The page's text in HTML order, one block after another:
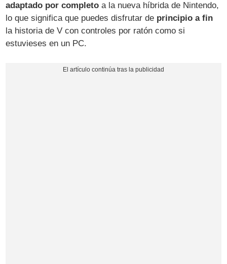
adaptado por completo a la nueva híbrida de Nintendo,
lo que significa que puedes disfrutar de principio a fin
la historia de V con controles por ratón como si
estuvieses en un PC.